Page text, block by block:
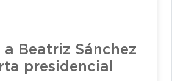
a Beatriz Sánchez
presidencial